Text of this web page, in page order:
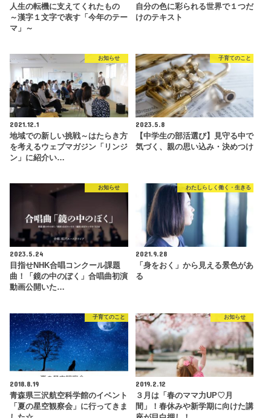
人生の転機に支えてくれたもの
～漢字１文字で表す「今年のテー
マ」～
自分の色に彩られる世界で１つだ
けのテキスト
お知らせ
2021.12.1
地域での新しい挑戦～はたらき方
を考えるウェブマガジン「リンジ
ン」に紹介い…
子育てのこと
2023.5.8
【中学生の部活選び】見守る中で
気づく、親の思い込み・決めつけ
お知らせ
2023.5.24
目指せNHK合唱コンクール課題
曲！「鏡の中のぼく」合唱曲初演
動画公開いた…
わたしらしく働く・生きる
2021.9.28
「身をおく」から見える景色があ
る
子育てのこと
2018.8.19
青森県三沢航空科学館のイベント
「夏の星空観察会」に行ってきま
お知らせ
2019.2.12
３月は「春のママ力UP♡月
間」！春休みや新学期に向けた講